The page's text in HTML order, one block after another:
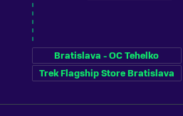
Bratislava - OC Tehelko
Trek Flagship Store Bratislava